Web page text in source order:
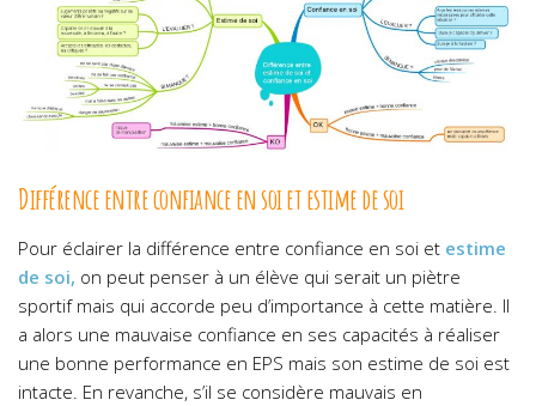
Différence entre confiance en soi et estime de soi
Pour éclairer la différence entre confiance en soi et estime
de soi, on peut penser à un élève qui serait un piètre
sportif mais qui accorde peu d’importance à cette matière. Il
a alors une mauvaise confiance en ses capacités à réaliser
une bonne performance en EPS mais son estime de soi est
intacte. En revanche, s’il se considère mauvais en